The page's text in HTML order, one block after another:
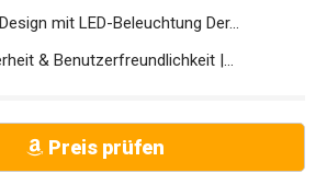
mit LED-Beleuchtung Der...
& Benutzerfreundlichkeit |...
Preis prüfen